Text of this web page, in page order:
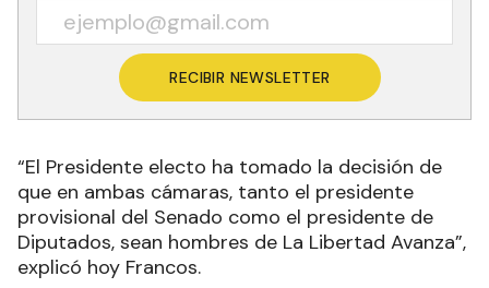
RECIBIR NEWSLETTER
“El Presidente electo ha tomado la decisión de
que en ambas cámaras, tanto el presidente
provisional del Senado como el presidente de
Diputados, sean hombres de La Libertad Avanza”,
explicó hoy Francos.